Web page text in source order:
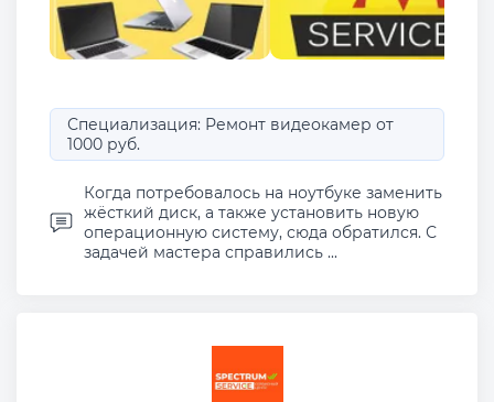
Специализация: Ремонт видеокамер от
1000 руб.
Когда потребовалось на ноутбуке заменить
жёсткий диск, а также установить новую
операционную систему, сюда обратился. С
задачей мастера справились ...